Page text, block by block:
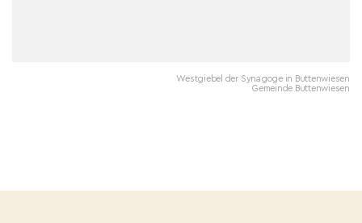
Westgiebel der Synagoge in Buttenwiesen
Gemeinde Buttenwiesen